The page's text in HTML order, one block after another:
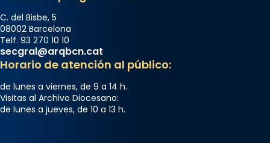
C. del Bisbe, 5
08002 Barcelona
Telf. 93 270 10 10
secgral@arqbcn.cat
Horario de atención al público:
de lunes a viernes, de 9 a 14 h.
Visitas al Archivo Diocesano:
de lunes a jueves, de 10 a 13 h.